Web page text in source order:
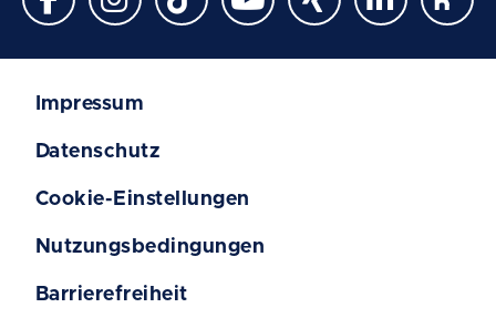
Impressum
Datenschutz
Cookie-Einstellungen
Nutzungsbedingungen
Barrierefreiheit